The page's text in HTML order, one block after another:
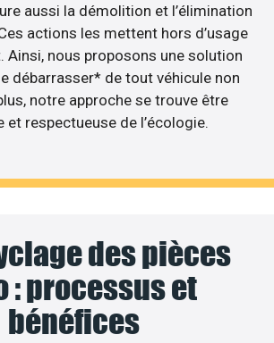
aussi la démolition et l’élimination
actions les mettent hors d’usage
Ainsi, nous proposons une solution
débarrasser* de tout véhicule non
notre approche se trouve être
et respectueuse de l’écologie.
des pièces
: processus et
bénéfices